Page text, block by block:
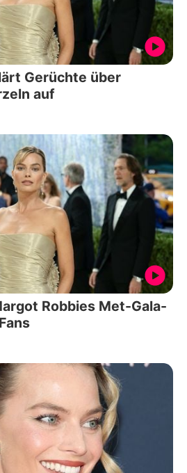
Gerüchte über
auf
Robbies Met-Gala-